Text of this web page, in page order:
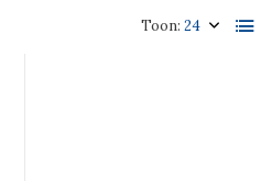
Toon: